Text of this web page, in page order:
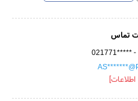
تماس
021771***** -